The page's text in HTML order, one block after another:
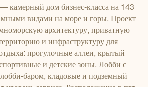
камерный дом бизнес‑класса на 143
видами на море и горы. Проект
архитектуру, приватную
и инфраструктуру для
прогулочные аллеи, крытый
и детские зоны. Лобби с
кладовые и подземный